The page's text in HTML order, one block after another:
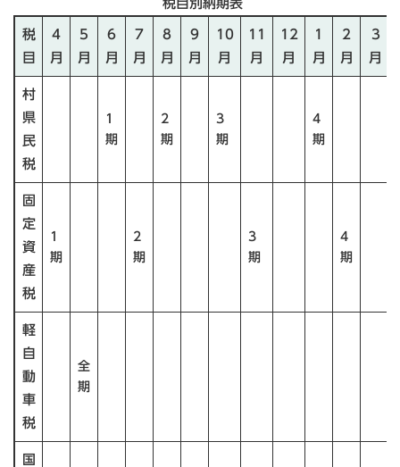
税目別納期表
税
目
4
月
5
月
6
月
7
月
8
月
9
月
10
月
11
月
12
月
1
月
2
月
3
月
村
県
民
税
1
期
2
期
3
期
4
期
固
定
資
産
税
1
期
2
期
3
期
4
期
軽
自
動
車
税
全
期
国